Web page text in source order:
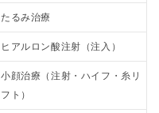
たるみ治療
ヒアルロン酸注射（注入）
小顔治療（注射・ハイフ・糸リ
フト）